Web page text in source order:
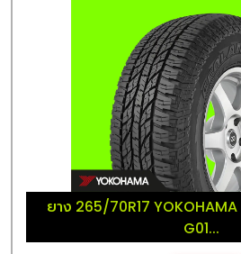
ยาง 265/70R17 YOKOHAMA
G01...